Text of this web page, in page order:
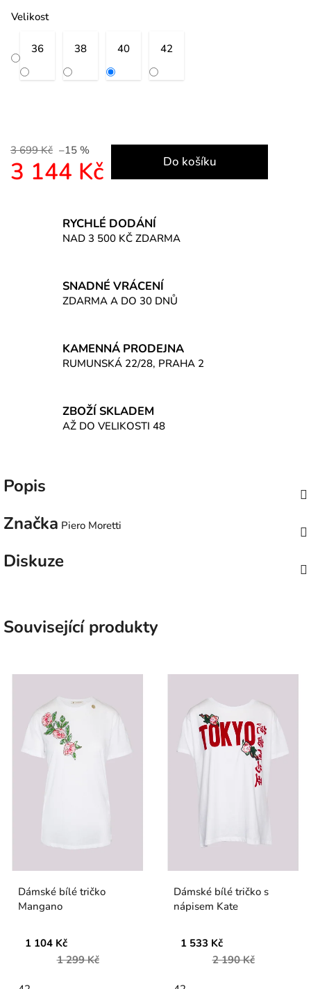
Velikost
36 38 40 42
3 699 Kč –15 %
3 144 Kč Do košíku
RYCHLÉ DODÁNÍ
NAD 3 500 KČ ZDARMA
SNADNÉ VRÁCENÍ
ZDARMA A DO 30 DNŮ
KAMENNÁ PRODEJNA
RUMUNSKÁ 22/28, PRAHA 2
ZBOŽÍ SKLADEM
AŽ DO VELIKOSTI 48
Popis
Značka Piero Moretti
Diskuze
Související produkty
Dámské bílé tričko
Mangano
1 104 Kč
1 299 Kč
Dámské bílé tričko s
nápisem Kate
1 533 Kč
2 190 Kč